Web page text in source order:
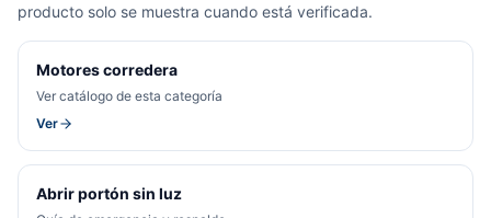
producto solo se muestra cuando está verificada.
Motores corredera
Ver catálogo de esta categoría
Ver
Abrir portón sin luz